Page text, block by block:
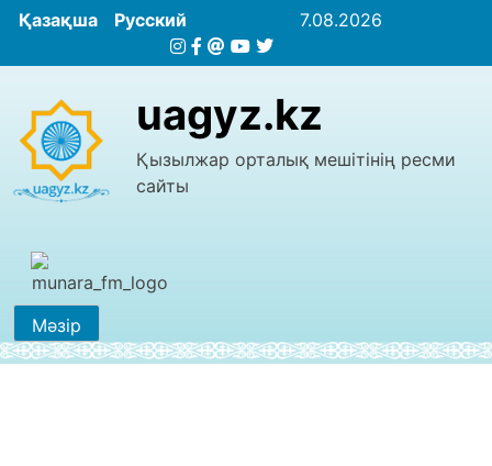
Қазақша Русский 7.08.2026
uagyz.kz
Қызылжар орталық мешітінің ресми
сайты
Мәзір